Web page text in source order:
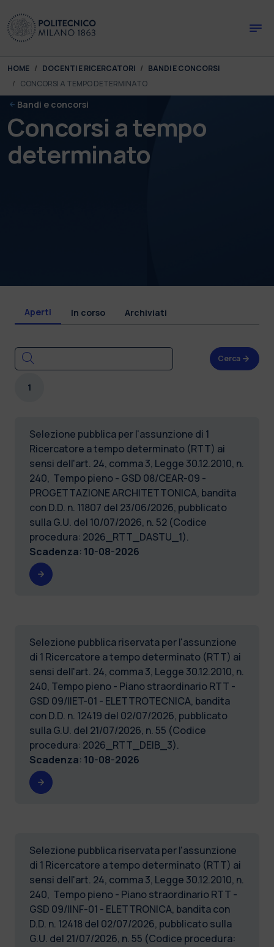
You are here:
HOME DOCENTI E RICERCATORI
BANDI E CONCORSI
CONCORSI A TEMPO DETERMINATO
Bandi e concorsi
Concorsi a tempo
determinato
Aperti In corso Archiviati
Cerca
1
Selezione pubblica per l'assunzione di 1
Ricercatore a tempo determinato (RTT) ai
sensi dell'art. 24, comma 3, Legge 30.12.2010, n.
240, Tempo pieno - GSD 08/CEAR-09 -
PROGETTAZIONE ARCHITETTONICA, bandita
con D.D. n. 11807 del 23/06/2026, pubblicato
sulla G.U. del 10/07/2026, n. 52 (Codice
procedura: 2026_RTT_DASTU_1).
Scadenza: 10-08-2026
Selezione pubblica riservata per l'assunzione
di 1 Ricercatore a tempo determinato (RTT) ai
sensi dell'art. 24, comma 3, Legge 30.12.2010, n.
240, Tempo pieno - Piano straordinario RTT -
GSD 09/IIET-01 - ELETTROTECNICA, bandita
con D.D. n. 12419 del 02/07/2026, pubblicato
sulla G.U. del 21/07/2026, n. 55 (Codice
procedura: 2026_RTT_DEIB_3).
Scadenza: 10-08-2026
Selezione pubblica riservata per l'assunzione
di 1 Ricercatore a tempo determinato (RTT) ai
sensi dell'art. 24, comma 3, Legge 30.12.2010, n.
240, Tempo pieno - Piano straordinario RTT -
GSD 09/IINF-01 - ELETTRONICA, bandita con
D.D. n. 12418 del 02/07/2026, pubblicato sulla
G.U. del 21/07/2026, n. 55 (Codice procedura: